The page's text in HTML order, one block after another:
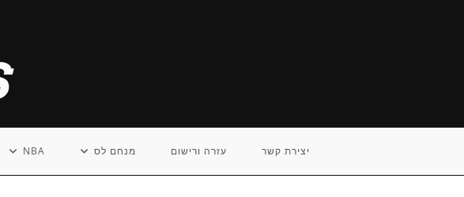
יצירת קשר עזרה ורישום מנחם לס NBA